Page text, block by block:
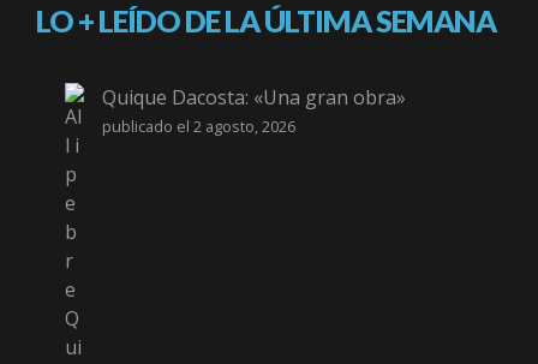
LO + LEÍDO DE LA ÚLTIMA SEMANA
Quique Dacosta: «Una gran obra»
publicado el 2 agosto, 2026